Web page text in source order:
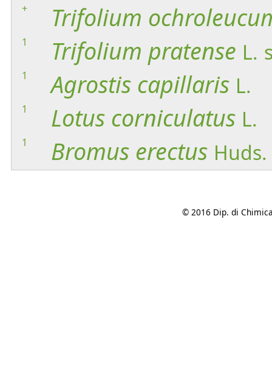
+ Trifolium
1 Trifolium pratense L.
1 Agrostis capillaris L.
1 Lotus corniculatus L.
1 Bromus erectus Huds.
© 2016 Dip. di